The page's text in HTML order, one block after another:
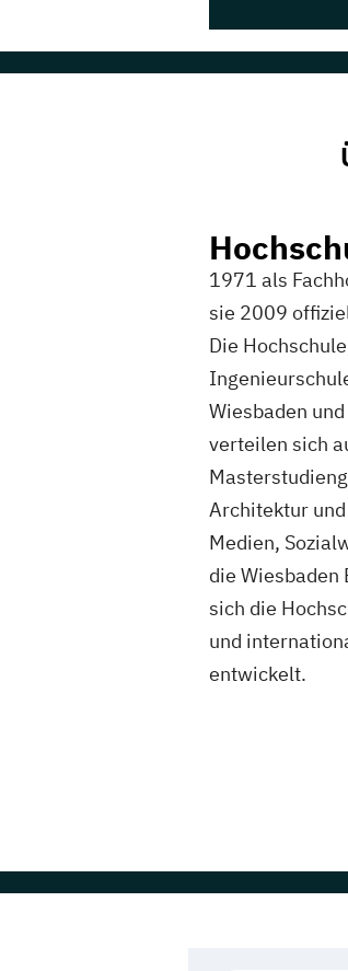
1971 als
sie 2009
Die
Wiesbaden
verteilen sich
Architektur
Medien,
die Wiesbaden
sich die
und
entwickelt.